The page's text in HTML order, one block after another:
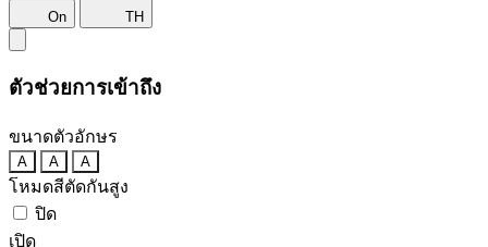
On TH
ตัวช่วยการเข้าถึง
ขนาดตัวอักษร
A A A
โหมดสีตัดกันสูง
ปิด
เปิด